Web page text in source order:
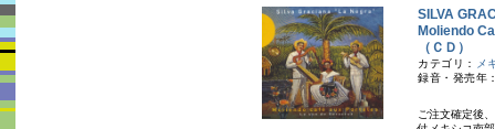
SILVA
Moliendo
（ＣＤ）
カテゴリ：
メ
録音・発売年
ご注文確定後